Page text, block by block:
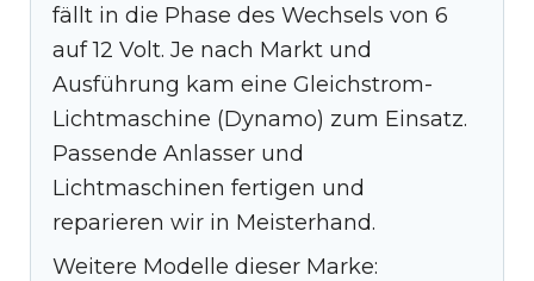
fällt in die Phase des Wechsels von 6
auf 12 Volt. Je nach Markt und
Ausführung kam eine Gleichstrom-
Lichtmaschine (Dynamo) zum Einsatz.
Passende Anlasser und
Lichtmaschinen fertigen und
reparieren wir in Meisterhand.
Weitere Modelle dieser Marke: